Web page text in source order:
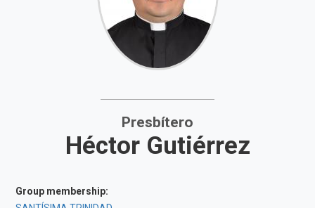
Presbítero
Héctor Gutiérrez
Group membership: